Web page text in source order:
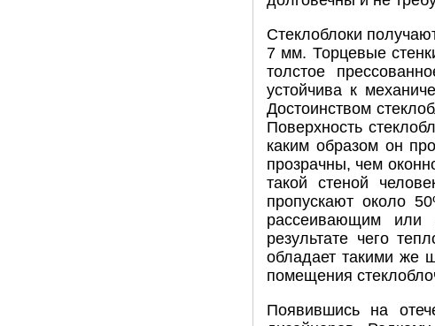
Стеклоблоки
7 мм. Торцевые
толстое
устойчива к
Достоинством
Поверхность
каким образом он
прозрачны, чем
такой стеной
пропускают около
рассеивающим или
результате чего
обладает такими же
помещения
Появившись на